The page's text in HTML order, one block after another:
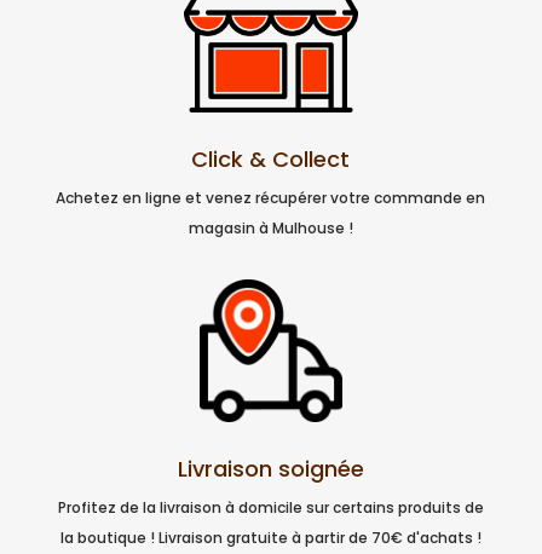
Click & Collect
Achetez en ligne et venez récupérer votre commande en
magasin à Mulhouse !
Livraison soignée
Profitez de la livraison à domicile sur certains produits de
la boutique ! Livraison gratuite à partir de 70€ d'achats !